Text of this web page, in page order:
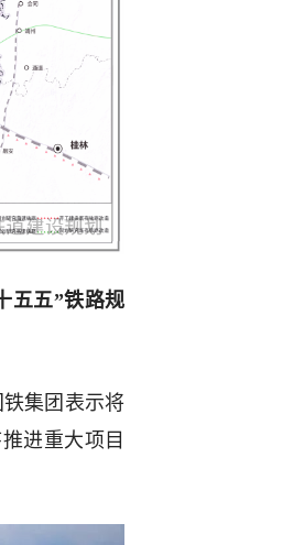
五五”铁路规
集团表示将
进重大项目